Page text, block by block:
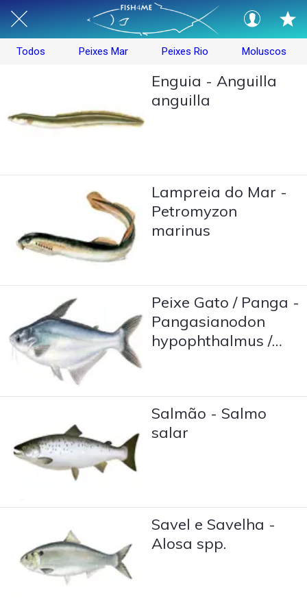
Todos Peixes Mar Peixes Rio Moluscos
Enguia - Anguilla
anguilla
Lampreia do Mar -
Petromyzon
marinus
Peixe Gato / Panga -
Pangasianodon
hypophthalmus /
Salmão - Salmo
salar
Savel e Savelha -
Alosa spp.